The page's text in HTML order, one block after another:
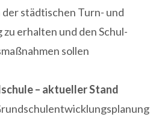
städtischen Turn- und
erhalten und den Schul-
sollen
– aktueller Stand